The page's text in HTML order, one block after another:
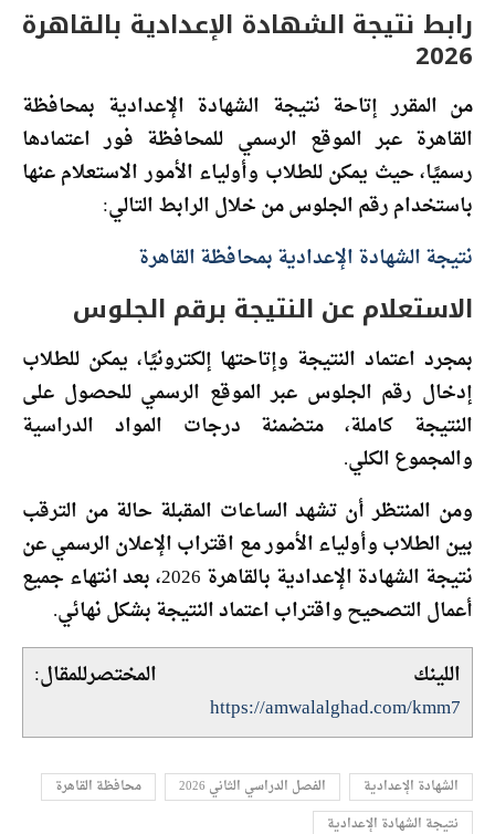
رابط نتيجة الشهادة الإعدادية بالقاهرة
2026
من المقرر إتاحة نتيجة الشهادة الإعدادية بمحافظة
القاهرة عبر الموقع الرسمي للمحافظة فور اعتمادها
رسميًا، حيث يمكن للطلاب وأولياء الأمور الاستعلام عنها
باستخدام رقم الجلوس من خلال الرابط التالي:
نتيجة الشهادة الإعدادية بمحافظة القاهرة
الاستعلام عن النتيجة برقم الجلوس
بمجرد اعتماد النتيجة وإتاحتها إلكترونيًا، يمكن للطلاب
إدخال رقم الجلوس عبر الموقع الرسمي للحصول على
النتيجة كاملة، متضمنة درجات المواد الدراسية
والمجموع الكلي.
ومن المنتظر أن تشهد الساعات المقبلة حالة من الترقب
بين الطلاب وأولياء الأمور مع اقتراب الإعلان الرسمي عن
نتيجة الشهادة الإعدادية بالقاهرة 2026، بعد انتهاء جميع
أعمال التصحيح واقتراب اعتماد النتيجة بشكل نهائي.
اللينك المختصرللمقال:
https://amwalalghad.com/kmm7
الشهادة الإعدادية الفصل الدراسي الثاني 2026
محافظة القاهرة
نتيجة الشهادة الإعدادية